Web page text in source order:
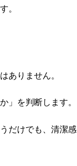
。
ありません。
」を判断します。
だけでも、清潔感